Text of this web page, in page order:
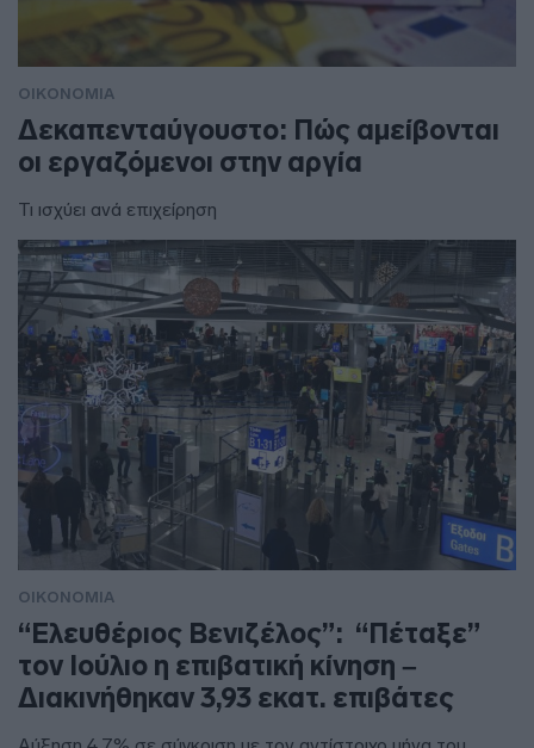
ΟΙΚΟΝΟΜΙΑ
Δεκαπενταύγουστο: Πώς αμείβονται
οι εργαζόμενοι στην αργία
Τι ισχύει ανά επιχείρηση
ΟΙΚΟΝΟΜΙΑ
“Ελευθέριος Βενιζέλος”: “Πέταξε”
τον Ιούλιο η επιβατική κίνηση –
Διακινήθηκαν 3,93 εκατ. επιβάτες